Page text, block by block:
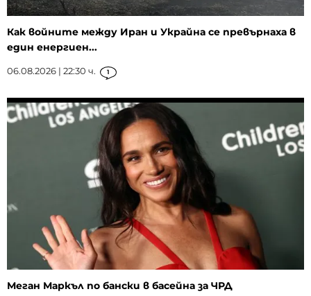
Как войните между Иран и Украйна се превърнаха в
един енергиен...
06.08.2026 | 22:30 ч. 1
Меган Маркъл по бански в басейна за ЧРД